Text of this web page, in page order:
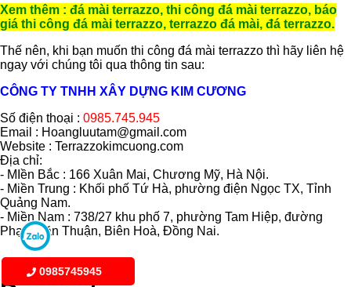
Xem thêm : đá mài terrazzo, thi công đá mài terrazzo, báo
giá thi công đá mài terrazzo, terrazzo đá mài, đá terrazzo.
Thế nên, khi bạn muốn thi công đá mài terrazzo thì hãy liên hệ
ngay với chúng tôi qua thông tin sau:
CÔNG TY TNHH XÂY DỰNG KIM CƯƠNG
Số điện thoại : 0985.745.945
Email : Hoangluutam@gmail.com
Website : Terrazzokimcuong.com
Địa chỉ:
- MIền Bắc : 166 Xuân Mai, Chương Mỹ, Hà Nội.
- Miền Trung : Khối phố Tứ Hà, phường điện Ngọc TX, Tỉnh
Quảng Nam.
- Miền Nam : 738/27 khu phố 7, phường Tam Hiệp, đường
Phạm Văn Thuận, Biên Hoà, Đồng Nai.
0985745945